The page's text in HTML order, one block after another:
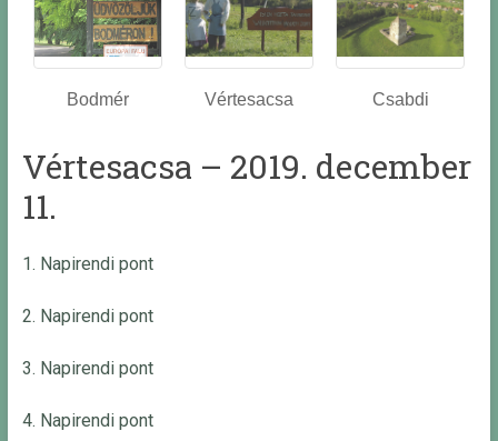
z
Bodmér Vértesacsa Csabdi
Vértesacsa – 2019. december
11.
1. Napirendi pont
2. Napirendi pont
3. Napirendi pont
4. Napirendi pont